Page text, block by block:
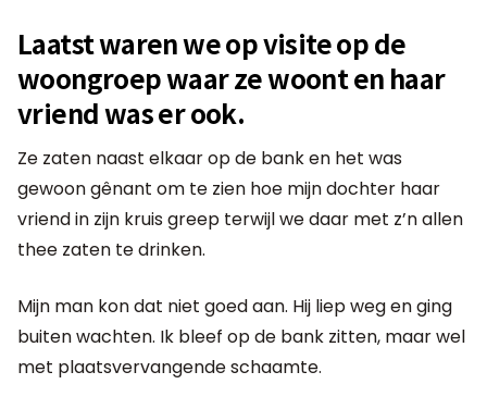
Laatst waren we op visite op de
woongroep waar ze woont en haar
vriend was er ook.
Ze zaten naast elkaar op de bank en het was
gewoon gênant om te zien hoe mijn dochter haar
vriend in zijn kruis greep terwijl we daar met z’n allen
thee zaten te drinken.
Mijn man kon dat niet goed aan. Hij liep weg en ging
buiten wachten. Ik bleef op de bank zitten, maar wel
met plaatsvervangende schaamte.